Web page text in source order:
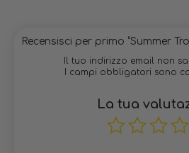
Recensisci per primo “Summer
Il tuo indirizzo email non
I campi obbligatori sono
La tua